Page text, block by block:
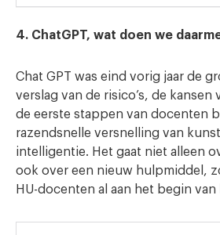
4. ChatGPT, wat doen we
Chat GPT was eind vorig jaar de
verslag van de risico’s, de
de eerste stappen van docenten
razendsnelle versnelling van
intelligentie. Het gaat niet alleen
ook over een nieuw hulpmiddel,
HU-docenten al aan het begin van